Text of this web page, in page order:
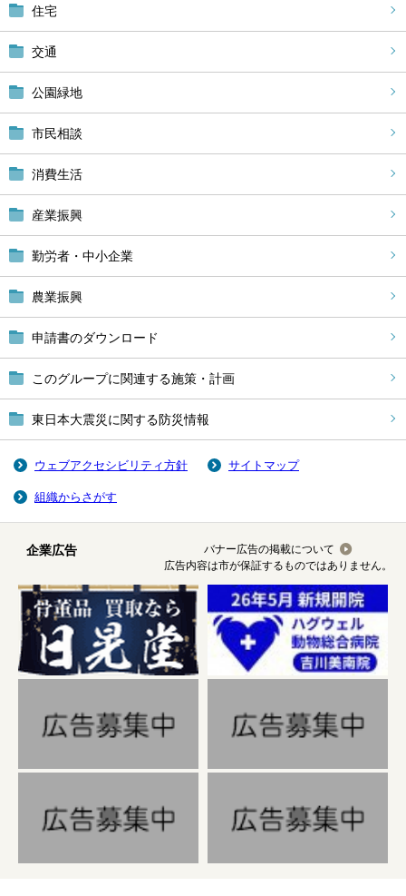
住宅
交通
公園緑地
市民相談
消費生活
産業振興
勤労者・中小企業
農業振興
申請書のダウンロード
このグループに関連する施策・計画
東日本大震災に関する防災情報
ウェブアクセシビリティ方針 サイトマップ
組織からさがす
企業広告
バナー広告の掲載について
広告内容は市が保証するものではありません。